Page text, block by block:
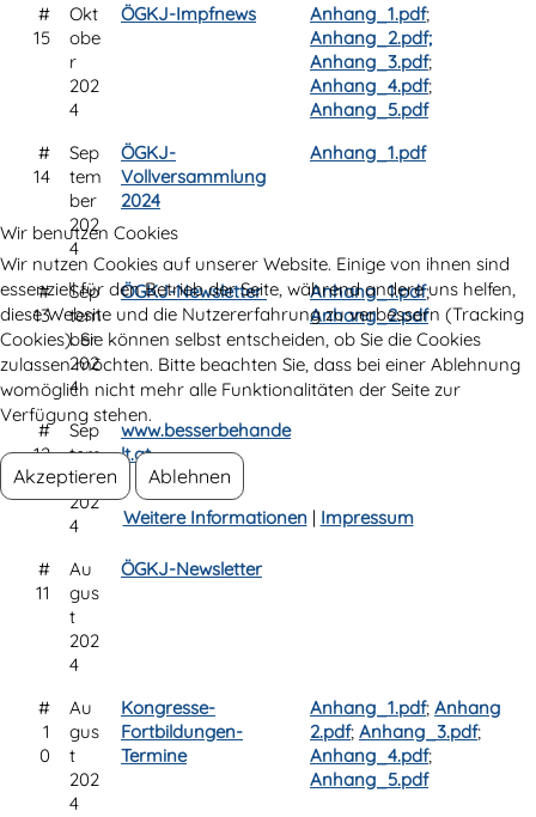
#
15
Okt
obe
r
202
4
ÖGKJ-Impfnews Anhang_1.pdf;
Anhang_2.pdf;
Anhang_3.pdf;
Anhang_4.pdf;
Anhang_5.pdf
#
14
Sep
tem
ber
202
4
ÖGKJ-
Vollversammlung
2024
Anhang_1.pdf
#
13
Sep
tem
ber
202
4
ÖGKJ-Newsletter Anhang_1.pdf;
Anhang_2.pdf
#
12
Sep
tem
ber
202
4
www.besserbehande
lt.at
#
11
Au
gus
t
202
4
ÖGKJ-Newsletter
#
1
0
Au
gus
t
202
4
Kongresse-
Fortbildungen-
Termine
Anhang_1.pdf; Anhang
2.pdf; Anhang_3.pdf;
Anhang_4.pdf;
Anhang_5.pdf
Wir benutzen Cookies
Wir nutzen Cookies auf unserer Website. Einige von ihnen sind
essenziell für den Betrieb der Seite, während andere uns helfen,
diese Website und die Nutzererfahrung zu verbessern (Tracking
Cookies). Sie können selbst entscheiden, ob Sie die Cookies
zulassen möchten. Bitte beachten Sie, dass bei einer Ablehnung
womöglich nicht mehr alle Funktionalitäten der Seite zur
Verfügung stehen.
Akzeptieren Ablehnen
Weitere Informationen| Impressum